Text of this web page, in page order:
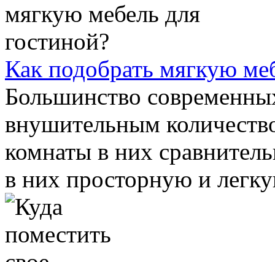
Как подобрать мягкую
Большинство
внушительным
комнаты в них
в них просторную и